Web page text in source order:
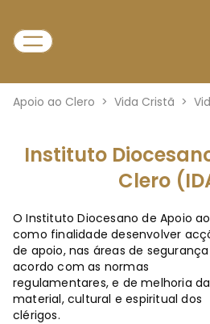
Apoio ao Clero > Vida Cristã >
Instituto
Clero
O Instituto Diocesano de Apoio
como finalidade desenvolver
de apoio, nas áreas de
acordo com as normas
regulamentares, e de melhoria
material, cultural e espiritual dos
clérigos.